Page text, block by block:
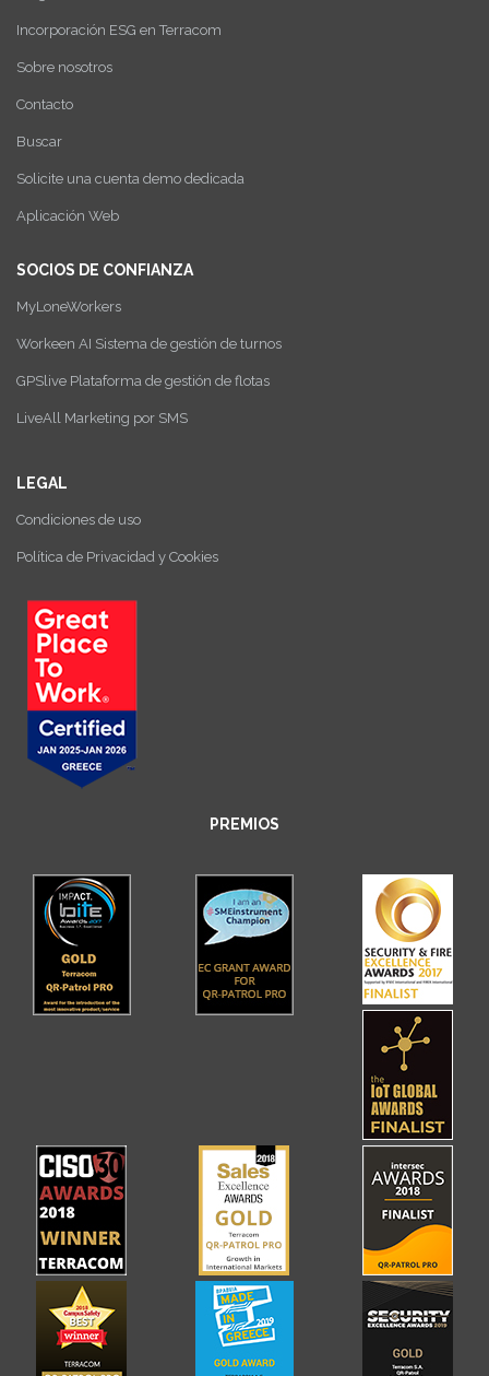
Incorporación ESG en Terracom
Sobre nosotros
Contacto
Buscar
Solicite una cuenta demo dedicada
Aplicación Web
SOCIOS DE CONFIANZA
MyLoneWorkers
Workeen AI Sistema de gestión de turnos
GPSlive Plataforma de gestión de flotas
LiveAll Marketing por SMS
LEGAL
Condiciones de uso
Política de Privacidad y Cookies
PREMIOS